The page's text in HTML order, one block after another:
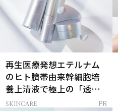
再生医療発想エテルナム
のヒト臍帯由来幹細胞培
養上清液で極上の「透明
感ハリ肌」へ
SKINCARE PR